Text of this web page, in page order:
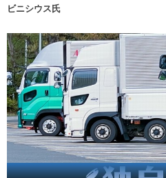
ビニシウス氏